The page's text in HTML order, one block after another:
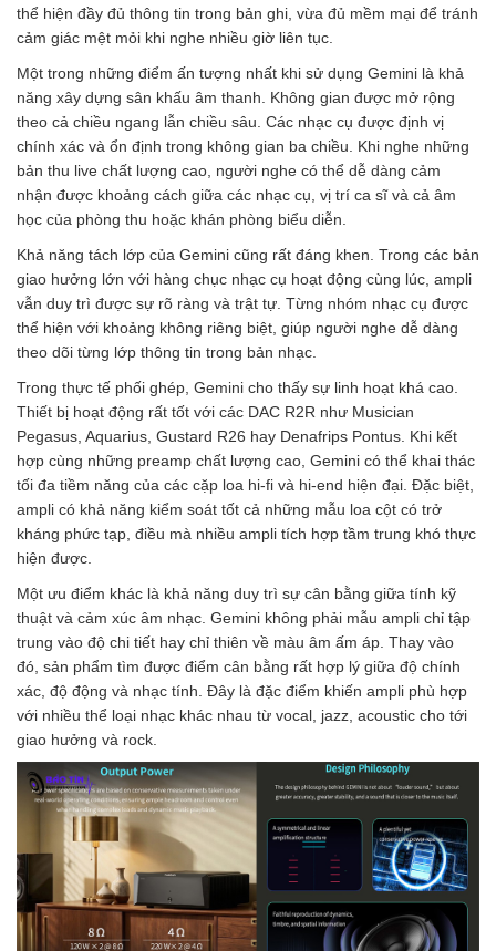
thể hiện đầy đủ thông tin trong bản ghi, vừa đủ mềm mại để tránh
cảm giác mệt mỏi khi nghe nhiều giờ liên tục.
Một trong những điểm ấn tượng nhất khi sử dụng Gemini là khả
năng xây dựng sân khấu âm thanh. Không gian được mở rộng
theo cả chiều ngang lẫn chiều sâu. Các nhạc cụ được định vị
chính xác và ổn định trong không gian ba chiều. Khi nghe những
bản thu live chất lượng cao, người nghe có thể dễ dàng cảm
nhận được khoảng cách giữa các nhạc cụ, vị trí ca sĩ và cả âm
học của phòng thu hoặc khán phòng biểu diễn.
Khả năng tách lớp của Gemini cũng rất đáng khen. Trong các bản
giao hưởng lớn với hàng chục nhạc cụ hoạt động cùng lúc, ampli
vẫn duy trì được sự rõ ràng và trật tự. Từng nhóm nhạc cụ được
thể hiện với khoảng không riêng biệt, giúp người nghe dễ dàng
theo dõi từng lớp thông tin trong bản nhạc.
Trong thực tế phối ghép, Gemini cho thấy sự linh hoạt khá cao.
Thiết bị hoạt động rất tốt với các DAC R2R như Musician
Pegasus, Aquarius, Gustard R26 hay Denafrips Pontus. Khi kết
hợp cùng những preamp chất lượng cao, Gemini có thể khai thác
tối đa tiềm năng của các cặp loa hi-fi và hi-end hiện đại. Đặc biệt,
ampli có khả năng kiểm soát tốt cả những mẫu loa cột có trở
kháng phức tạp, điều mà nhiều ampli tích hợp tầm trung khó thực
hiện được.
Một ưu điểm khác là khả năng duy trì sự cân bằng giữa tính kỹ
thuật và cảm xúc âm nhạc. Gemini không phải mẫu ampli chỉ tập
trung vào độ chi tiết hay chỉ thiên về màu âm ấm áp. Thay vào
đó, sản phẩm tìm được điểm cân bằng rất hợp lý giữa độ chính
xác, độ động và nhạc tính. Đây là đặc điểm khiến ampli phù hợp
với nhiều thể loại nhạc khác nhau từ vocal, jazz, acoustic cho tới
giao hưởng và rock.